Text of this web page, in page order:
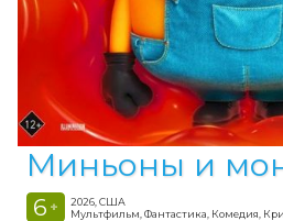
Миньоны и
6 +
2026, США
Мультфильм, Фантастика, Комедия,